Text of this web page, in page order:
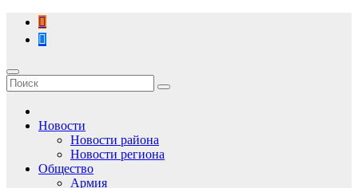
Перейти
содержимому
Новости
Новости района
Новости региона
Общество
Армия